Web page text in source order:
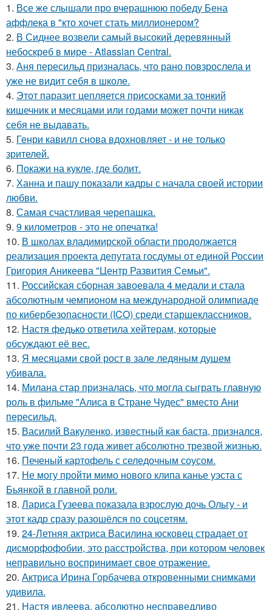
1. Все же слышали про вчерашнюю победу Бена
аффлека в "кто хочет стать миллионером?
2. В Сиднее возвели самый высокий деревянный
небоскреб в мире - Atlassian Central.
3. Аня пересильд призналась, что рано повзрослела и
уже не видит себя в школе.
4. Этот паразит цепляется присосками за тонкий
кишечник и месяцами или годами может почти никак
себя не выдавать.
5. Генри кавилл снова вдохновляет - и не только
зрителей.
6. Покажи на кукле, где болит.
7. Ханна и пашу показали кадры с начала своей истории
любви.
8. Самая счастливая черепашка.
9. 9 километров - это не опечатка!
10. В школах владимирской области продолжается
реализация проекта депутата госдумы от единой России
Григория Аникеева "Центр Развития Семьи".
11. Российская сборная завоевала 4 медали и стала
абсолютным чемпионом на международной олимпиаде
по кибербезопасности (ICO) среди старшеклассников.
12. Настя федько ответила хейтерам, которые
обсуждают её вес.
13. Я месяцами свой рост в зале ледяным душем
убивала.
14. Милана стар призналась, что могла сыграть главную
роль в фильме "Алиса в Стране Чудес" вместо Ани
пересильд.
15. Василий Вакуленко, известный как баста, признался,
что уже почти 23 года живет абсолютно трезвой жизнью.
16. Печеный картофель с селедочным соусом.
17. Не могу пройти мимо нового клипа канье уэста с
Бьянкой в главной роли.
18. Лариса Гузеева показала взрослую дочь Ольгу - и
этот кадр сразу разошёлся по соцсетям.
19. 24-Летняя актриса Василина юсковец страдает от
дисморфофобии, это расстройства, при котором человек
неправильно воспринимает свое отражение.
20. Актриса Ирина Горбачева откровенными снимками
удивила.
21. Настя ивлеева, абсолютно несправедливо